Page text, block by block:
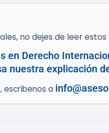
no dejes de leer
en Derecho
nuestra explicación
escríbenos a